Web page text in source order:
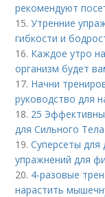
рекомендуют
15.Утренние
гибкости и
16. Каждое утро
организм будет
17. Начни
руководство для
18. 25
для Сильного Тела
19.Суперсеты для
упражнений для
20. 4-разовые
нарастить